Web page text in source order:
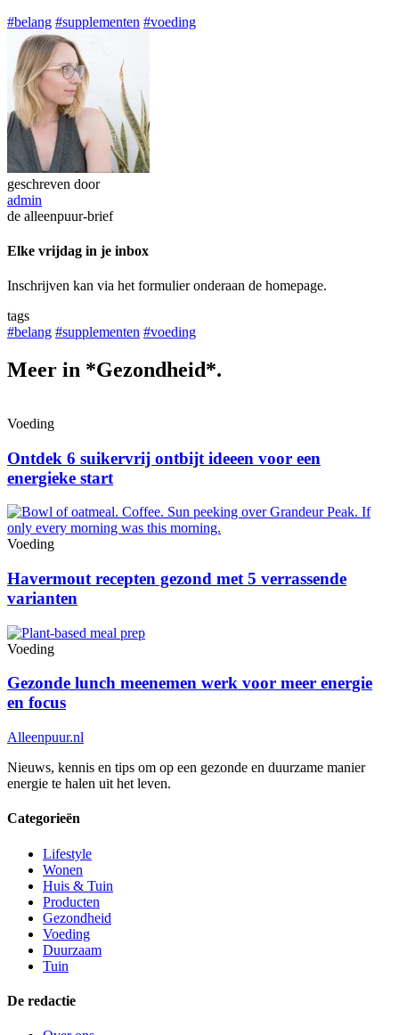
#belang #supplementen #voeding
geschreven door
admin
de alleenpuur-brief
Elke vrijdag in je inbox
Inschrijven kan via het formulier onderaan de homepage.
tags
#belang #supplementen #voeding
Meer in *Gezondheid*.
Voeding
Ontdek 6 suikervrij ontbijt ideeen voor een
energieke start
Voeding
Havermout recepten gezond met 5 verrassende
varianten
Voeding
Gezonde lunch meenemen werk voor meer energie
en focus
Alleenpuur.nl
Nieuws, kennis en tips om op een gezonde en duurzame manier
energie te halen uit het leven.
Categorieën
Lifestyle
Wonen
Huis & Tuin
Producten
Gezondheid
Voeding
Duurzaam
Tuin
De redactie